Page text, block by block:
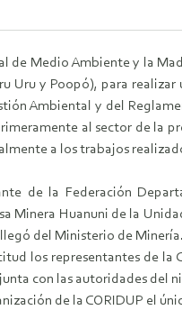
de Medio Ambiente y la
Uru y Poopó), para
Ambiental y del
al sector de la
a los trabajos
de la Federación
Minera Huanuni de la
del Ministerio de
los representantes de
con las autoridades del
de la CORIDUP el